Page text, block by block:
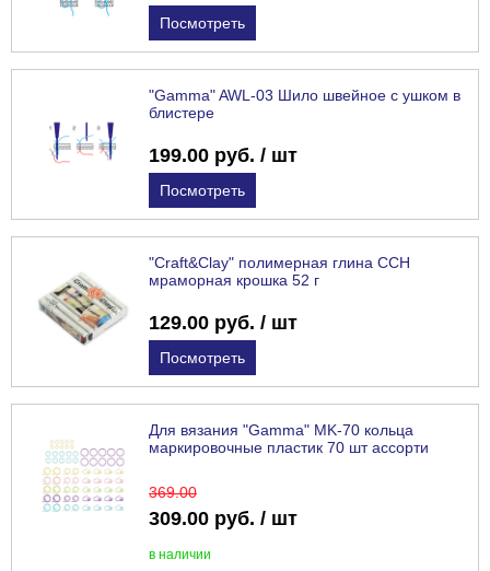
Посмотреть
"Gamma" AWL-03 Шило швейное с ушком в
блистере
199.00 руб. / шт
Посмотреть
"Craft&Clay" полимерная глина CCH
мраморная крошка 52 г
129.00 руб. / шт
Посмотреть
Для вязания "Gamma" MK-70 кольца
маркировочные пластик 70 шт ассорти
369.00
309.00 руб. / шт
в наличии